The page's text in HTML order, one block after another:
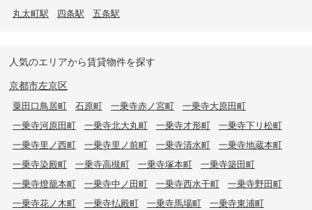
丸太町駅 四条駅 五条駅
人気のエリアから賃貸物件を探す
京都市左京区
粟田口鳥居町 石原町 一乗寺赤ノ宮町
一乗寺大原田町
一乗寺河原田町
一乗寺北大丸町 一乗寺才形町
一乗寺下リ松町
一乗寺里ノ西町
一乗寺里ノ前町 一乗寺清水町
一乗寺地蔵本町
一乗寺染殿町
一乗寺高槻町 一乗寺塚本町
一乗寺築田町
一乗寺燈籠本町
一乗寺中ノ田町 一乗寺西水干町
一乗寺野田町
一乗寺花ノ木町
一乗寺払殿町 一乗寺馬場町
一乗寺東浦町